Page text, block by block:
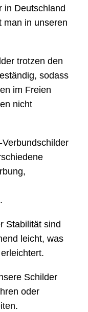
in Deutschland
man in unseren
trotzen den
sodass
im Freien
nicht
Stabilität sind
leicht, was
Schilder
oder